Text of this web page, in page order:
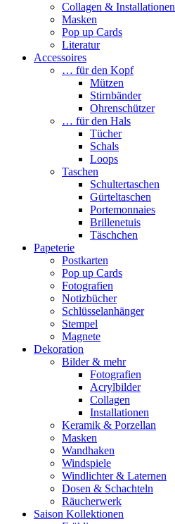
Collagen & Installationen
Masken
Pop up Cards
Literatur
Accessoires
… für den Kopf
Mützen
Stirnbänder
Ohrenschützer
… für den Hals
Tücher
Schals
Loops
Taschen
Schultertaschen
Gürteltaschen
Portemonnaies
Brillenetuis
Täschchen
Papeterie
Postkarten
Pop up Cards
Fotografien
Notizbücher
Schlüsselanhänger
Stempel
Magnete
Dekoration
Bilder & mehr
Fotografien
Acrylbilder
Collagen
Installationen
Keramik & Porzellan
Masken
Wandhaken
Windspiele
Windlichter & Laternen
Dosen & Schachteln
Räucherwerk
Saison Kollektionen